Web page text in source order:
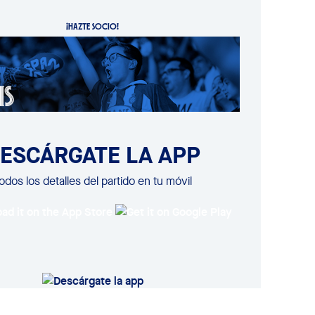
¡HAZTE SOCIO!
LA APP
los detalles del partido en tu móvil